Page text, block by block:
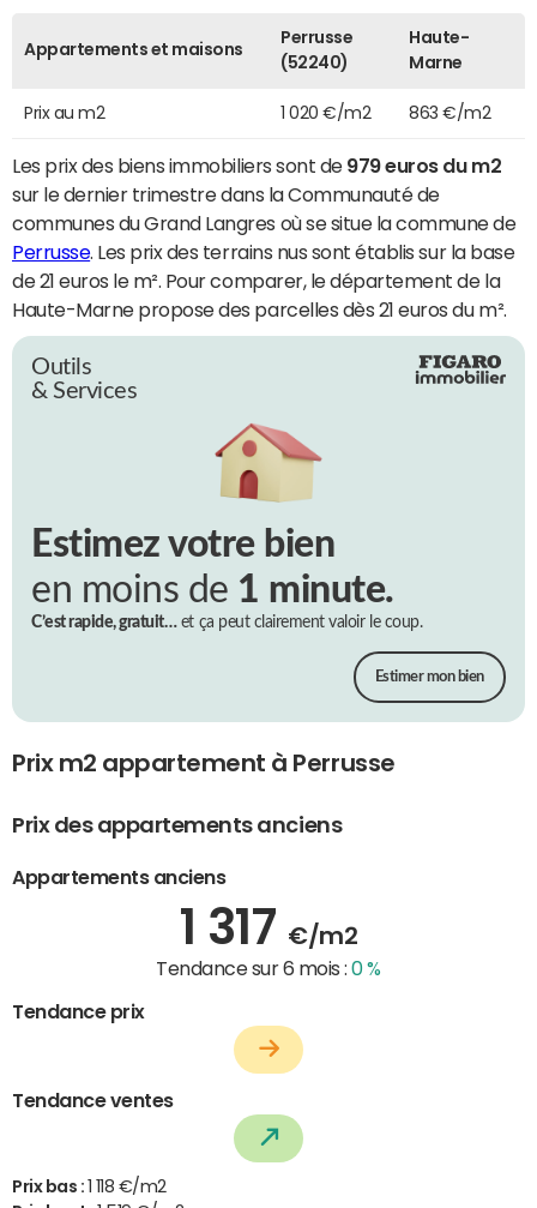
Appartements et maisons
Perrusse
(52240)
Haute-
Marne
Prix au m2 1 020 €/m2 863 €/m2
Les prix des biens immobiliers sont de 979 euros du m2
sur le dernier trimestre dans la Communauté de
communes du Grand Langres où se situe la commune de
Perrusse. Les prix des terrains nus sont établis sur la base
de 21 euros le m². Pour comparer, le département de la
Haute-Marne propose des parcelles dès 21 euros du m².
Outils
& Services
Estimez votre bien
en moins de 1 minute.
C’est rapide, gratuit…et ça peut clairement valoir le coup.
Estimer mon bien
Prix m2 appartement à Perrusse
Prix des appartements anciens
Appartements anciens
1 317 €/m2
Tendance sur 6 mois :0 %
Tendance prix
Tendance ventes
Prix bas : 1 118 €/m2